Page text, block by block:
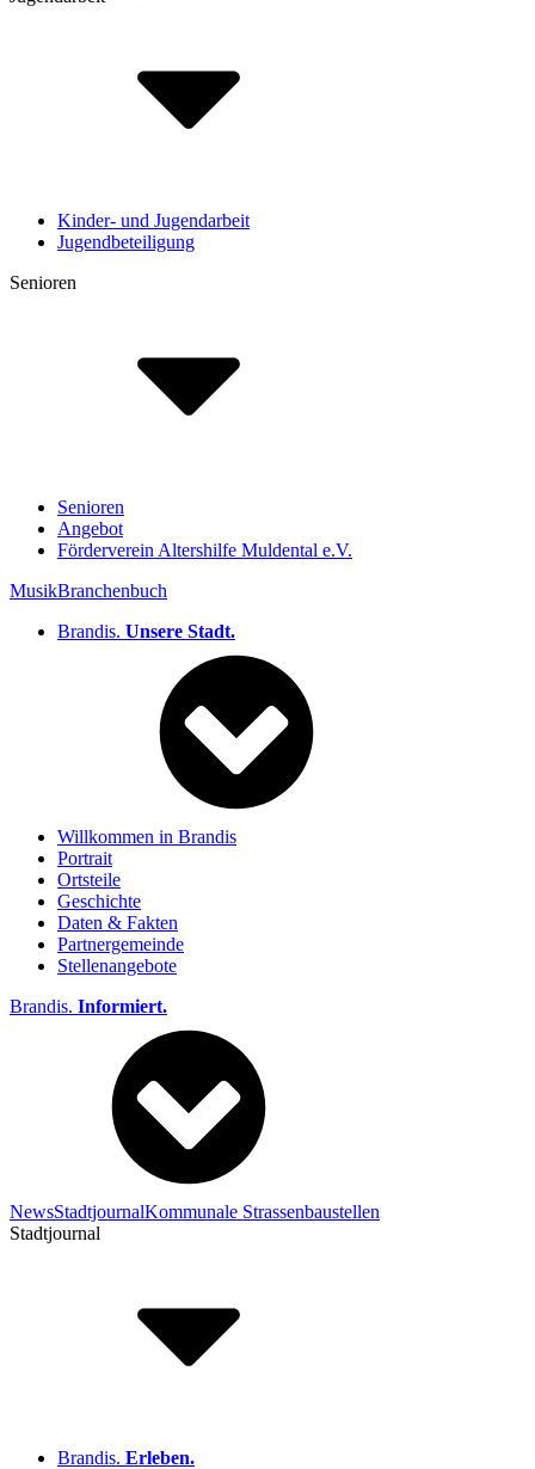
Kinder- und Jugendarbeit
Jugendbeteiligung
Senioren
Senioren
Angebot
Förderverein Altershilfe Muldental e.V.
MusikBranchenbuch
Brandis. Unsere Stadt.
Willkommen in Brandis
Portrait
Ortsteile
Geschichte
Daten & Fakten
Partnergemeinde
Stellenangebote
Brandis. Informiert.
NewsStadtjournalKommunale Strassenbaustellen
Stadtjournal
Brandis. Erleben.